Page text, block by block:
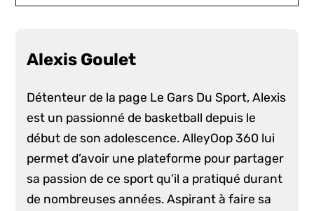
Alexis Goulet
Détenteur de la page Le Gars Du Sport, Alexis
est un passionné de basketball depuis le
début de son adolescence. AlleyOop 360 lui
permet d’avoir une plateforme pour partager
sa passion de ce sport qu’il a pratiqué durant
de nombreuses années. Aspirant à faire sa